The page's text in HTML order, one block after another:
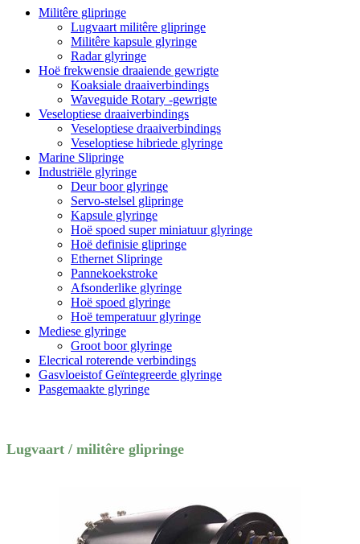
Militêre glipringe
Lugvaart militêre glipringe
Militêre kapsule glyringe
Radar glyringe
Hoë frekwensie draaiende gewrigte
Koaksiale draaiverbindings
Waveguide Rotary -gewrigte
Veseloptiese draaiverbindings
Veseloptiese draaiverbindings
Veseloptiese hibriede glyringe
Marine Slipringe
Industriële glyringe
Deur boor glyringe
Servo-stelsel glipringe
Kapsule glyringe
Hoë spoed super miniatuur glyringe
Hoë definisie glipringe
Ethernet Slipringe
Pannekoekstroke
Afsonderlike glyringe
Hoë spoed glyringe
Hoë temperatuur glyringe
Mediese glyringe
Groot boor glyringe
Elecrical roterende verbindings
Gasvloeistof Geïntegreerde glyringe
Pasgemaakte glyringe
Lugvaart / militêre glipringe